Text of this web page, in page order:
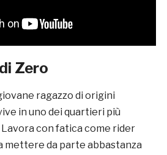
Zero
ragazzo di origini
in uno dei quartieri più
con fatica come rider
mettere da parte abbastanza